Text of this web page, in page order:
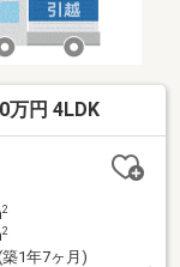
万円 4LDK
2
2
1年7ヶ月)